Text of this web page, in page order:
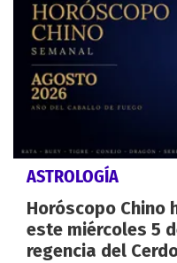
ASTROLOGÍA
Horóscopo Chino
este miércoles 5
regencia del